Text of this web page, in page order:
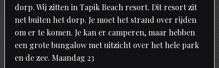
dorp. Wij zitten in Tapik Beach resort. Dit resort zit
net buiten het dorp. Je moet het strand over rijden
om er te komen. Je kan er camperen, maar hebben
een grote bungalow met uitzicht over het hele park
en de zee. Maandag 23